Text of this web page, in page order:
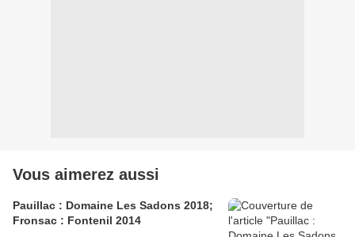
Vous aimerez aussi
Pauillac : Domaine Les Sadons 2018;
Fronsac : Fontenil 2014